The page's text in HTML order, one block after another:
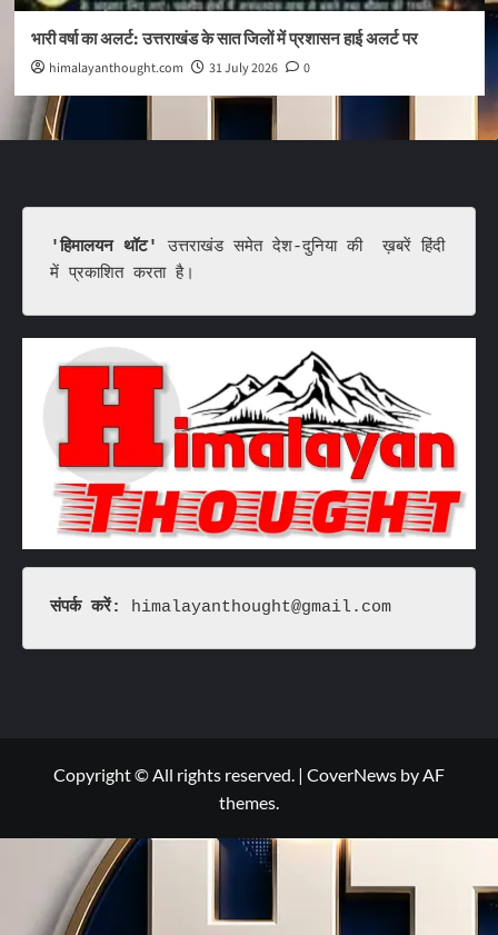
भारी वर्षा का अलर्ट: उत्तराखंड के सात जिलों में प्रशासन हाई अलर्ट पर
himalayanthought.com 31 July 2026 0
'हिमालयन थॉट'
उत्तराखंड समेत देश-दुनिया की  ख़बरें हिंदी
में प्रकाशित करता है।
संपर्क करें: himalayanthought@gmail.com
Copyright © All rights reserved. | CoverNews by AF
themes.